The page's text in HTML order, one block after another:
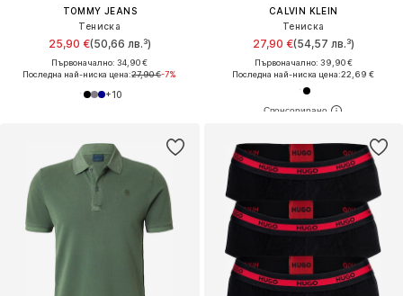
TOMMY JEANS
Тениска
25,90 €(50,66 лв.³)
Първоначално: 34,90 €
Последна най-ниска цена:27,90 €-7%
+10
CALVIN KLEIN
Тениска
27,90 €(54,57 лв.³)
Първоначално: 39,90 €
Последна най-ниска цена:22,69 €